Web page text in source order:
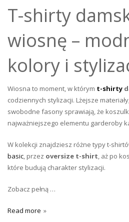
T-shirty
wiosnę –
kolory i
Wiosna to moment, w którym t-shirty
codziennych stylizacji. Lżejsze
swobodne fasony sprawiają, że
najważniejszego elementu garderoby
W kolekcji znajdziesz różne typy t-
basic, przez oversize t-shirt, aż po
które budują charakter stylizacji.
Zobacz pełną …
Read more